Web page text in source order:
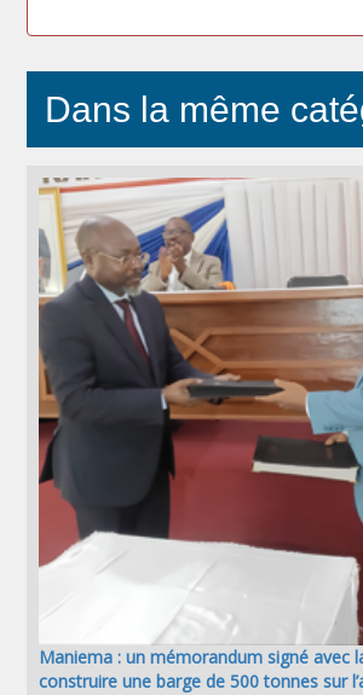
Dans la même
Maniema : un mémorandum signé avec
construire une barge de 500 tonnes sur